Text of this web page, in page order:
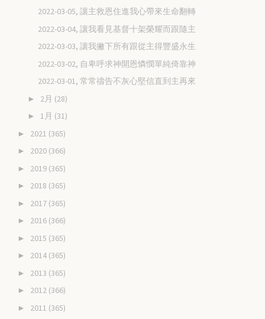
2022-03-05, 讓主救恩住進我心帶來生命翻轉
2022-03-04, 讓我看見基督十架榮耀而跟隨主
2022-03-03, 讓我撇下所有跟從主得豐盛永生
2022-03-02, 自卑呼求神開恩憐憫單純倚靠神
2022-03-01, 常常禱告不灰心堅信直到主再來
► 2月 (28)
► 1月 (31)
► 2021 (365)
► 2020 (366)
► 2019 (365)
► 2018 (365)
► 2017 (365)
► 2016 (366)
► 2015 (365)
► 2014 (365)
► 2013 (365)
► 2012 (366)
► 2011 (365)